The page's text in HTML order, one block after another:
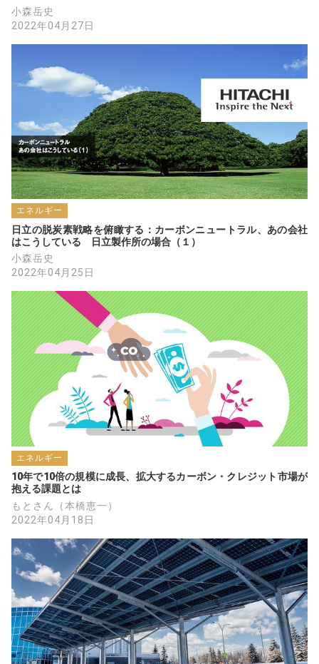
小森岳史
2022年04月27日
エネルギー
日立の脱炭素戦略を俯瞰する：カーボンニュートラル、あの会社
はこうしている　日立製作所の場合（１）
小森岳史
2022年04月25日
エネルギー
10年で10倍の規模に成長、拡大するカーボン・クレジット市場が
抱える課題とは
もとさん（本橋恵一）
2022年04月18日